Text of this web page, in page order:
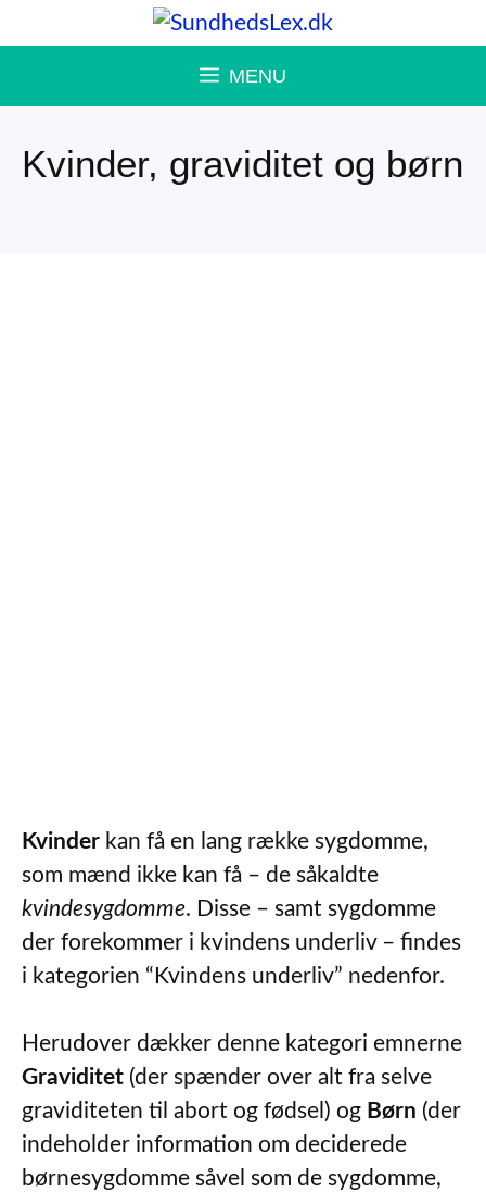
til
MENU
Kvinder, graviditet og børn
Kvinder kan få en lang række sygdomme,
som mænd ikke kan få – de såkaldte
kvindesygdomme. Disse – samt sygdomme
der forekommer i kvindens underliv – findes
i kategorien “Kvindens underliv” nedenfor.
Herudover dækker denne kategori emnerne
Graviditet (der spænder over alt fra selve
graviditeten til abort og fødsel) og Børn (der
indeholder information om deciderede
børnesygdomme såvel som de sygdomme,